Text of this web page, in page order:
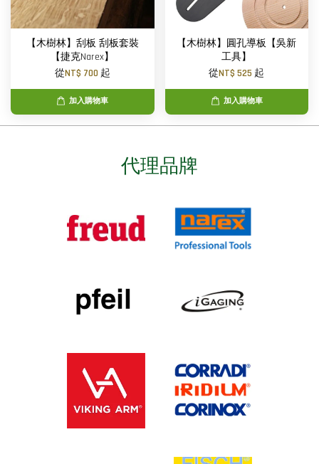
【木樹林】刮板 刮板套裝
【捷克Narex】
從NT$ 700 起
加入購物車
【木樹林】圓孔導板【吳新
工具】
從NT$ 525 起
加入購物車
代理品牌